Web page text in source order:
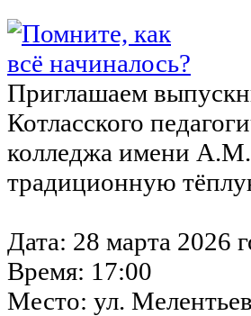
Приглашаем
Котласского
колледжа имени
традиционную
Дата: 28 марта 2026
Время: 17:00
Место: ул.